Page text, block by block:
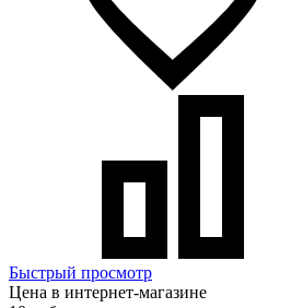
Быстрый просмотр
Цена в интернет-магазине